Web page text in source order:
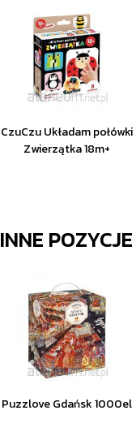
CzuCzu Układam połówki
Zwierzątka 18m+
INNE
Puzzlove Gdańsk 1000el